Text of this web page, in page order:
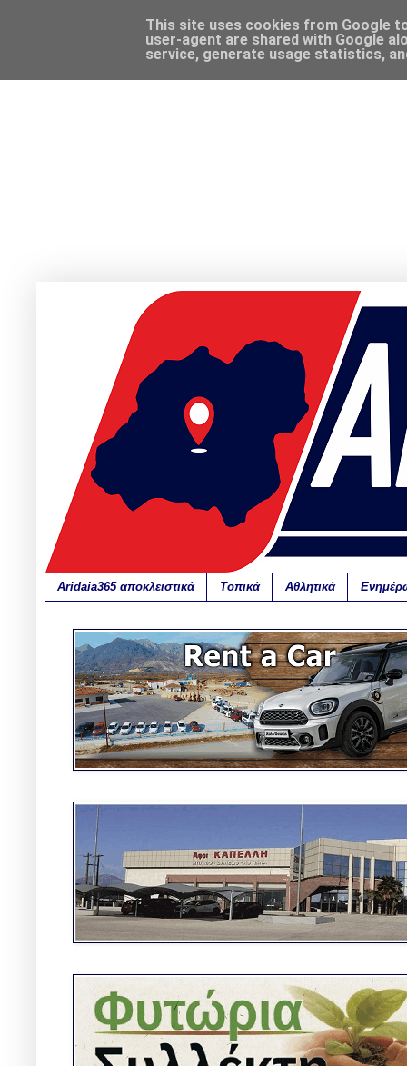
Aridaia365 αποκλειστικά Τοπικά Αθλητικά
This site uses cookies from Google
user-agent are shared with Google
service, generate usage statistics,